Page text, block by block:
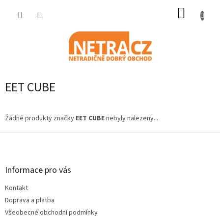
EET CUBE
Žádné produkty značky EET CUBEnebyly nalezeny...
Z
Informace pro vás
Kontakt
Doprava a platba
Všeobecné obchodní podmínky